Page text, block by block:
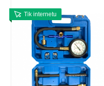
Tik internetu